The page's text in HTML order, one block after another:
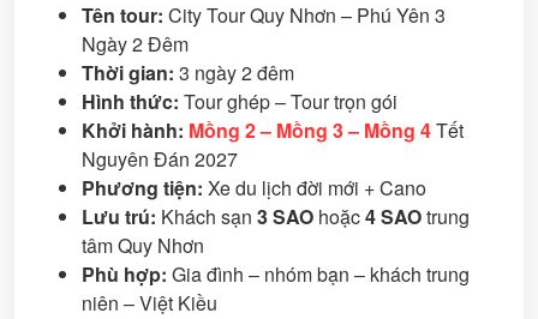
Tên tour: City Tour Quy Nhơn – Phú Yên 3
Ngày 2 Đêm
Thời gian: 3 ngày 2 đêm
Hình thức: Tour ghép – Tour trọn gói
Khởi hành: Mồng 2 – Mồng 3 – Mồng 4Tết
Nguyên Đán 2027
Phương tiện: Xe du lịch đời mới + Cano
Lưu trú: Khách sạn 3 SAO hoặc4 SAOtrung
tâm Quy Nhơn
Phù hợp: Gia đình – nhóm bạn – khách trung
niên – Việt Kiều